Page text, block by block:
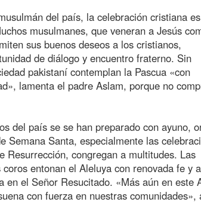
del país, la celebración cristiana es
musulmanes, que veneran a Jesús
sus buenos deseos a los cristianos,
de diálogo y encuentro fraterno. Sin
pakistaní contemplan la Pascua «con
lamenta el padre Aslam, porque no
del país se se han preparado con ayuno,
Semana Santa, especialmente las
Resurrección, congregan a multitudes. Las
entonan el Aleluya con renovada fe y
en el Señor Resucitado. «Más aún en este
con fuerza en nuestras comunidades»,